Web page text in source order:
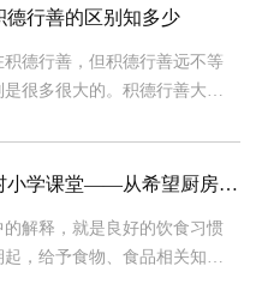
一个国家，一个民族，要兴旺
德行善的区别知多少
德行善，但积德行善远不等
很多很大的。积德行善大多
和社会行为，着眼于公众参
于文化重建和社会重建，在
小学课堂——从希望厨房到
的公益不断升级
解释，就是良好的饮食习惯
，给予食物、食品相关知识